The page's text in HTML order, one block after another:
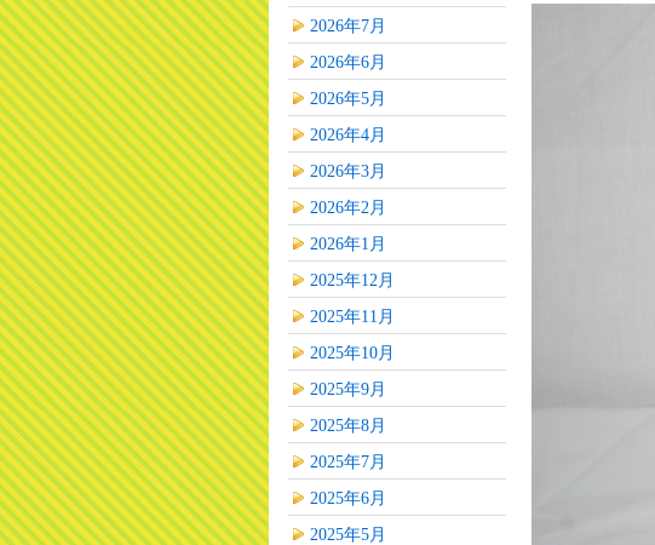
2026年7月
2026年6月
2026年5月
2026年4月
2026年3月
2026年2月
2026年1月
2025年12月
2025年11月
2025年10月
2025年9月
2025年8月
2025年7月
2025年6月
2025年5月